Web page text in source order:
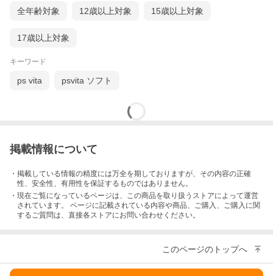
全年齢対象 12歳以上対象 15歳以上対象
17歳以上対象
キーワード
ps vita psvita ソフト
掲載情報について
・掲載している情報の精度には万全を期しておりますが、その内容の正確
性、安全性、有用性を保証するものではありません。
・現在ご覧になっているページは、この商品を取り扱うストアによって運営
されています。 ページに記載されている内容や商品、ご購入 、ご購入に関
するご質問は、直接各ストアにお問い合わせください。
このページのトップへ